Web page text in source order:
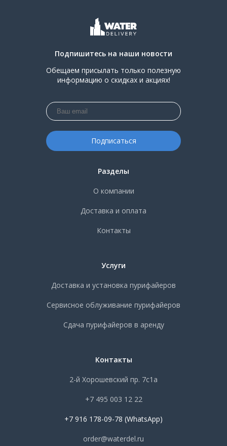
Подпишитесь на наши новости
Обещаем присылать только полезную
информацию о скидках и акциях!
Разделы
О компании
Доставка и оплата
Контакты
Услуги
Доставка и установка пурифайеров
Сервисное облуживание пурифайеров
Сдача пурифайеров в аренду
Контакты
2-й Хорошевский пр. 7с1а
+7 495 003 12 22
+7 916 178-09-78 (WhatsApp)
order@waterdel.ru